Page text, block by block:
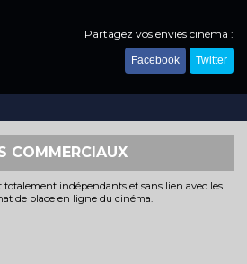
Partagez vos envies cinéma :
Facebook Twitter
COMMERCIAUX
totalement indépendants et sans lien avec les
de place en ligne du cinéma.